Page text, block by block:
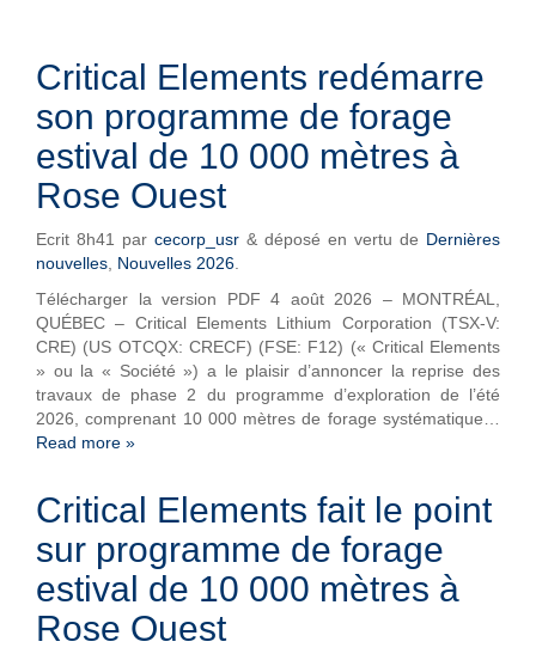
Critical Elements redémarre
son programme de forage
estival de 10 000 mètres à
Rose Ouest
Ecrit 8h41 par cecorp_usr & déposé en vertu de Dernières
nouvelles Nouvelles 2026
Télécharger la version PDF 4 août 2026 – MONTRÉAL,
QUÉBEC – Critical Elements Lithium Corporation (TSX-V:
CRE) (US OTCQX: CRECF) (FSE: F12) (« Critical Elements
» ou la « Société ») a le plaisir d’annoncer la reprise des
travaux de phase 2 du programme d’exploration de l’été
2026, comprenant 10 000 mètres de forage systématique…
Read more »
Critical Elements fait le point
sur programme de forage
estival de 10 000 mètres à
Rose Ouest